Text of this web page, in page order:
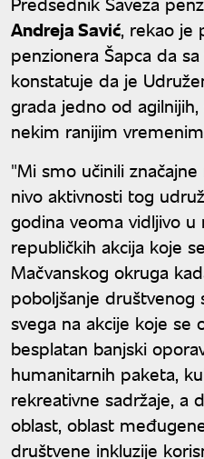
Andreja Savić, rekao je
penzionera Šapca da
konstatuje da je
grada jedno od
nekim ranijim
"Mi smo učinili
nivo aktivnosti tog
godina veoma vidljivo u
republičkih akcija koje
Mačvanskog okruga
poboljšanje
svega na akcije koje se
besplatan banjski
humanitarnih paketa,
rekreativne sadržaje, a
oblast, oblast
društvene inkluzije